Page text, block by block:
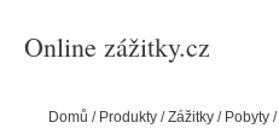
Online zážitky.cz
Domů / Produkty /Zážitky / Pobyty /